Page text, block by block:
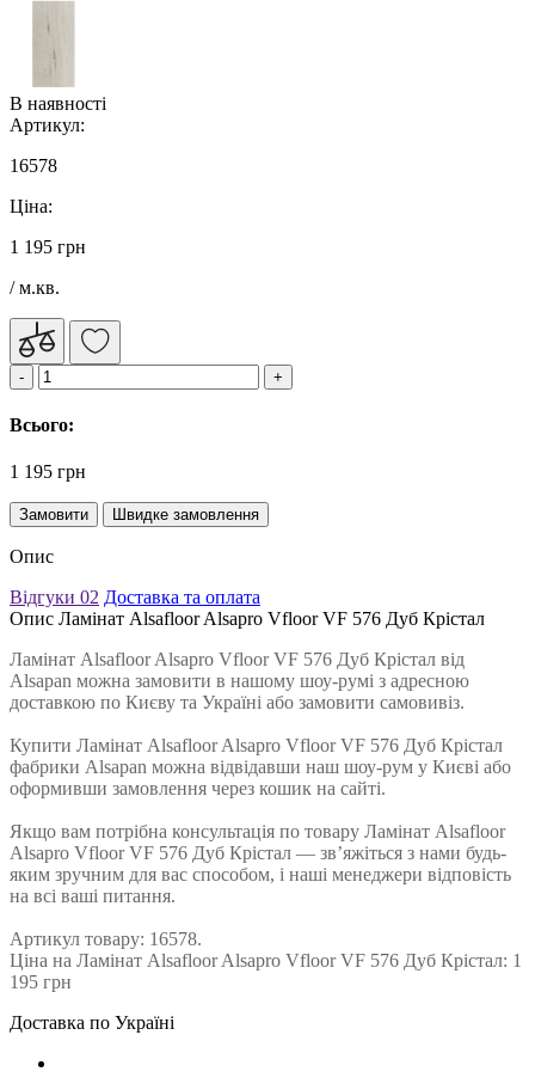
В наявності
Артикул:
16578
Ціна:
1 195 грн
/ м.кв.
Всього:
1 195 грн
Замовити Швидке замовлення
Опис
Відгуки 02 Доставка та оплата
Опис Ламінат Alsafloor Alsapro Vfloor VF 576 Дуб Крістал
Ламінат Alsafloor Alsapro Vfloor VF 576 Дуб Крістал від
Alsapan можна замовити в нашому шоу-румі з адресною
доставкою по Києву та Україні або замовити самовивіз.
Купити Ламінат Alsafloor Alsapro Vfloor VF 576 Дуб Крістал
фабрики Alsapan можна відвідавши наш шоу-рум у Києві або
оформивши замовлення через кошик на сайті.
Якщо вам потрібна консультація по товару Ламінат Alsafloor
Alsapro Vfloor VF 576 Дуб Крістал — зв’яжіться з нами будь-
яким зручним для вас способом, і наші менеджери відповість
на всі ваші питання.
Артикул товару: 16578.
Ціна на Ламінат Alsafloor Alsapro Vfloor VF 576 Дуб Крістал: 1
195 грн
Доставка по Україні